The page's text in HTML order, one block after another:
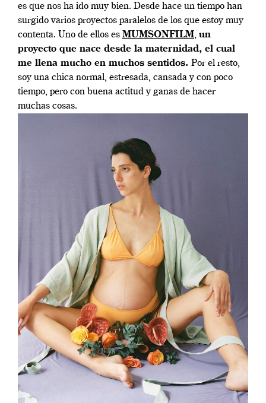
es que nos ha ido muy bien. Desde hace un tiempo han
surgido varios proyectos paralelos de los que estoy muy
contenta. Uno de ellos es MUMSONFILM, un
proyecto que nace desde la maternidad, el cual
me llena mucho en muchos sentidos. Por el resto,
soy una chica normal, estresada, cansada y con poco
tiempo, pero con buena actitud y ganas de hacer
muchas cosas.